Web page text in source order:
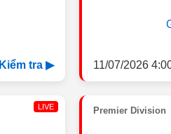
Kiểm tra ▶ 11/07/2026
LIVE Premier Division